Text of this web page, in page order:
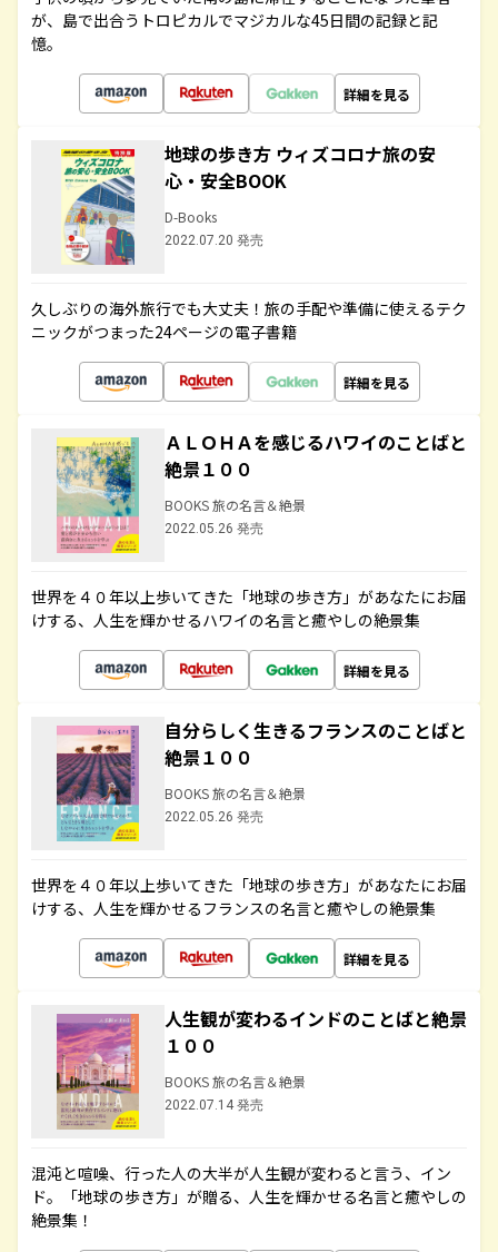
が、島で出合うトロピカルでマジカルな45日間の記録と記
憶。
詳細を見る
地球の歩き方 ウィズコロナ旅の安
心・安全BOOK
D-Books
2022.07.20 発売
久しぶりの海外旅行でも大丈夫！旅の手配や準備に使えるテク
ニックがつまった24ページの電子書籍
詳細を見る
ＡＬＯＨＡを感じるハワイのことばと
絶景１００
BOOKS 旅の名言＆絶景
2022.05.26 発売
世界を４０年以上歩いてきた「地球の歩き方」があなたにお届
けする、人生を輝かせるハワイの名言と癒やしの絶景集
詳細を見る
自分らしく生きるフランスのことばと
絶景１００
BOOKS 旅の名言＆絶景
2022.05.26 発売
世界を４０年以上歩いてきた「地球の歩き方」があなたにお届
けする、人生を輝かせるフランスの名言と癒やしの絶景集
詳細を見る
人生観が変わるインドのことばと絶景
１００
BOOKS 旅の名言＆絶景
2022.07.14 発売
混沌と喧噪、行った人の大半が人生観が変わると言う、イン
ド。「地球の歩き方」が贈る、人生を輝かせる名言と癒やしの
絶景集！